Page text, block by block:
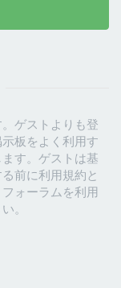
ゲストよりも登
板をよく利用す
す。ゲストは基
前に利用規約と
ォーラムを利用
。